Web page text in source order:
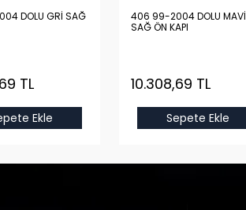
DOLU GRİ SAĞ
TL
Ekle
406 99-2004 DOLU MAVİ
SAĞ ÖN KAPI
10.308,69 TL
Sepete Ekle